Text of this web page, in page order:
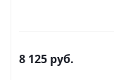
8 125 руб.